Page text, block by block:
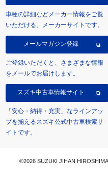
車種の詳細などメーカー情報をご覧
いただける、メーカーサイトです。
メールマガジン登録
ご登録いただくと、さまざまな情報
をメールでお届けします。
スズキ中古車情報サイト
「安心・納得・充実」なラインアッ
プを揃えるスズキ公式中古車検索サ
イトです。
©2026 SUZUKI JIHAN